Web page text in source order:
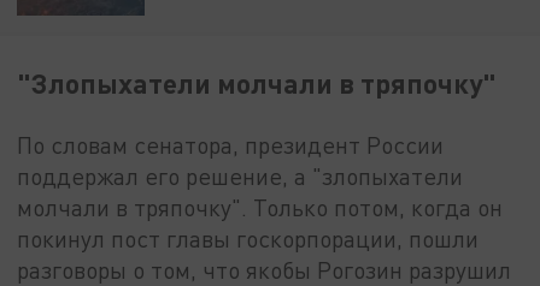
"Злопыхатели молчали в тряпочку"
По словам сенатора, президент России
поддержал его решение, а "злопыхатели
молчали в тряпочку". Только потом, когда он
покинул пост главы госкорпорации, пошли
разговоры о том, что якобы Рогозин разрушил